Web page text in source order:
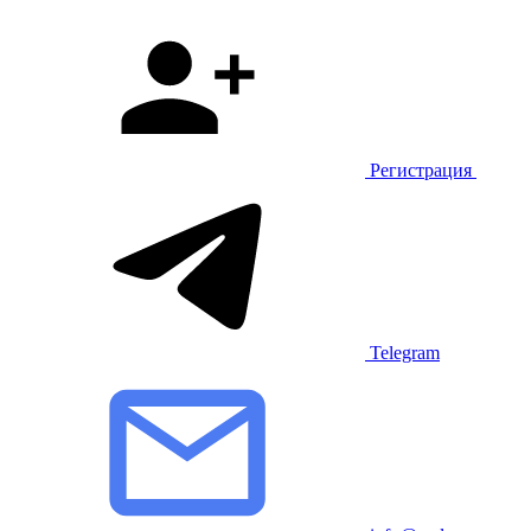
Регистрация
Telegram